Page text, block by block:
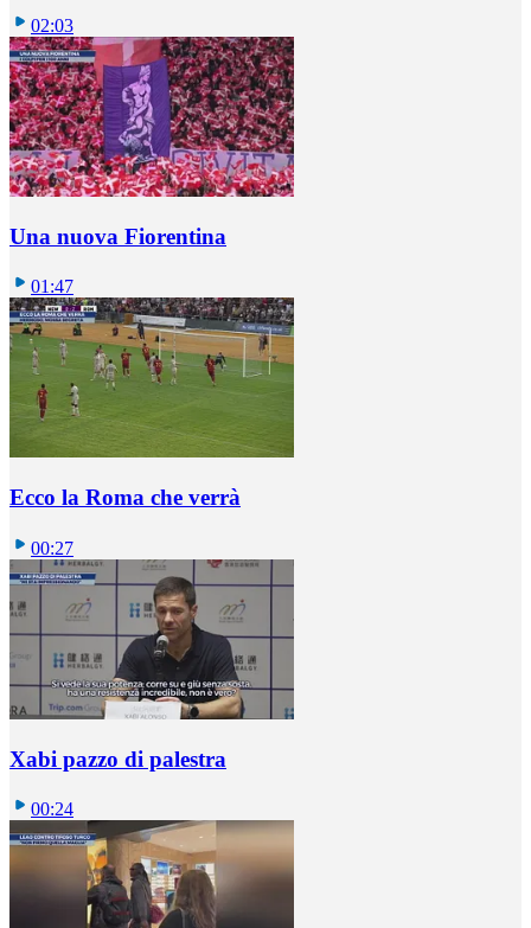
02:03
Una nuova Fiorentina
01:47
Ecco la Roma che verrà
00:27
Xabi pazzo di palestra
00:24